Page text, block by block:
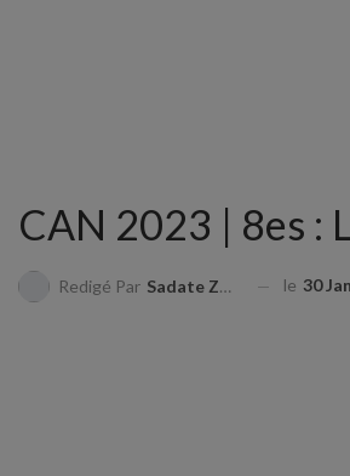
CAN 2023 | 8es :
Redigé Par Sadate ZAKARI le 30